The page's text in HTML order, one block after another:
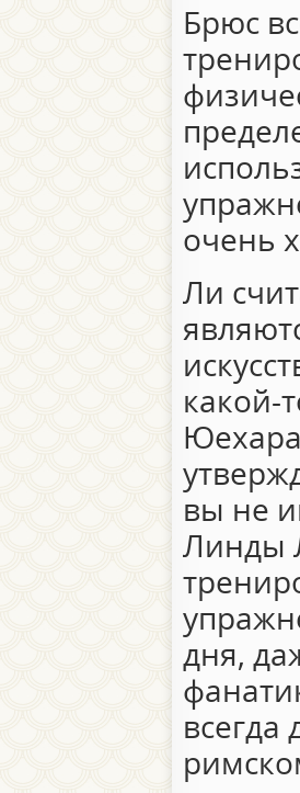
Брюс
очень
Ли
какой-
вы не
Линды
дня,
всегда